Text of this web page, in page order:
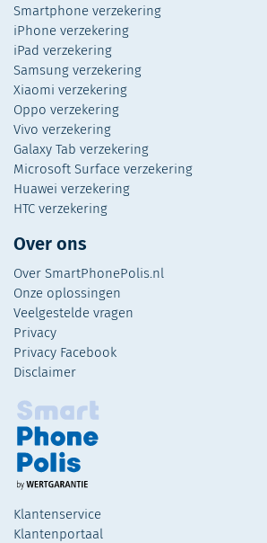
Smartphone verzekering
iPhone verzekering
iPad verzekering
Samsung verzekering
Xiaomi verzekering
Oppo verzekering
Vivo verzekering
Galaxy Tab verzekering
Microsoft Surface verzekering
Huawei verzekering
HTC verzekering
Over ons
Over SmartPhonePolis.nl
Onze oplossingen
Veelgestelde vragen
Privacy
Privacy Facebook
Disclaimer
Klantenservice
Klantenportaal